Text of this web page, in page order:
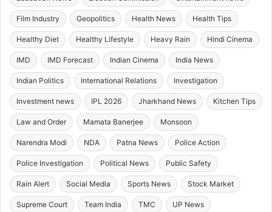
Film Industry Geopolitics Health News Health Tips
Healthy Diet Healthy Lifestyle Heavy Rain Hindi Cinema
IMD IMD Forecast Indian Cinema India News
Indian Politics International Relations Investigation
Investment news IPL 2026 Jharkhand News Kitchen Tips
Law and Order Mamata Banerjee Monsoon
Narendra Modi NDA Patna News Police Action
Police Investigation Political News Public Safety
Rain Alert Social Media Sports News Stock Market
Supreme Court Team India TMC UP News